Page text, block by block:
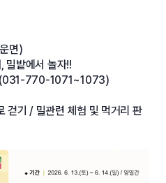
면)
밭에서 놀자!!
770-1071~1073)
기 / 밀관련 체험 및 먹거리 판